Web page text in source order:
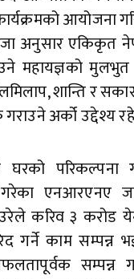
आयोजना
अनुसार एकिकृत
महायज्ञको
शान्ति र
अर्को उद्देश्य
परिकल्पना
एनआरएनए
करिव ३ करोड
गर्ने काम सम्पन्न
सम्पन्न